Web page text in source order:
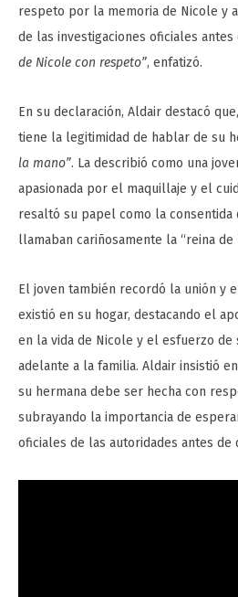
respeto por la memoria de Nicole y
de las investigaciones oficiales antes
de Nicole con respeto”, enfatizó.
En su declaración, Aldair destacó
tiene la legitimidad de hablar de su
la mano”. La describió como una
apasionada por el maquillaje y el
resaltó su papel como la consentida
llamaban cariñosamente la “reina de
El joven también recordó la unión y
existió en su hogar, destacando el
en la vida de Nicole y el esfuerzo de
adelante a la familia. Aldair insistió
su hermana debe ser hecha con
subrayando la importancia de
oficiales de las autoridades antes de